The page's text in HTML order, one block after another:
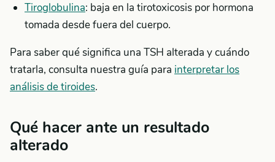
Tiroglobulina: baja en la tirotoxicosis por hormona
tomada desde fuera del cuerpo.
Para saber qué significa una TSH alterada y cuándo
tratarla, consulta nuestra guía para interpretar los
análisis de tiroides.
Qué hacer ante un resultado
alterado